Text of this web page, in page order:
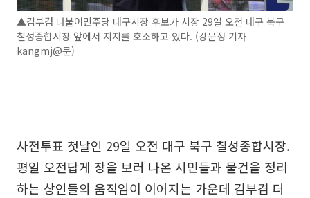
▲김부겸 더불어민주당 대구시장 후보가 시장 29일 오전 대구 북구
칠성종합시장 앞에서 지지를 호소하고 있다. (강문정 기자
kangmj@문)
사전투표 첫날인 29일 오전 대구 북구 칠성종합시장.
평일 오전답게 장을 보러 나온 시민들과 물건을 정리
하는 상인들의 움직임이 이어지는 가운데 김부겸 더